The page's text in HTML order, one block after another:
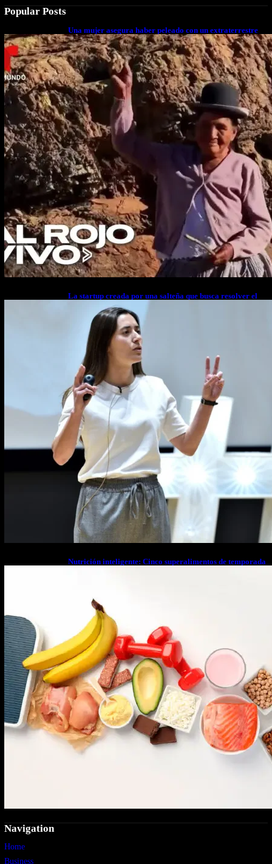
Popular Posts
Una mujer asegura haber peleado con un extraterrestre
cuerpo a cuerpo
La startup creada por una salteña que busca resolver el
estrés financiero en Latinoamérica
Nutrición inteligente: Cinco superalimentos de temporada
Navigation
Home
Business